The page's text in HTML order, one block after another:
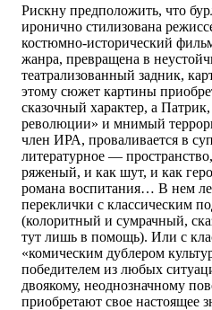
Рискну предположить, что
иронично стилизована
костюмно-исторический
жанра, превращена в
театрализованный задник,
этому сюжет картины
сказочный характер, а
революции» и мнимый
член ИРА, проваливается в
литературное —
ряженый, и как шут, и как
романа воспитания… В нем
переклички с классическим
(колоритный и сумрачный,
тут лишь в помощь). Или с
«комическим дублером
победителем из любых
двоякому, неоднозначному
приобретают свое настоящее